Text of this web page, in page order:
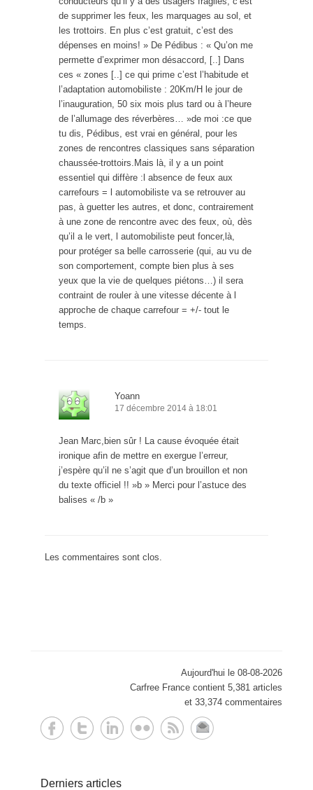
de supprimer les feux, les marquages au sol, et
les trottoirs. En plus c’est gratuit, c’est des
dépenses en moins! » De Pédibus : « Qu’on me
permette d’exprimer mon désaccord, [..] Dans
ces « zones [..] ce qui prime c’est l’habitude et
l’adaptation automobiliste : 20Km/H le jour de
l’inauguration, 50 six mois plus tard ou à l’heure
de l’allumage des réverbères… »de moi :ce que
tu dis, Pédibus, est vrai en général, pour les
zones de rencontres classiques sans séparation
chaussée-trottoirs.Mais là, il y a un point
essentiel qui diffère :l absence de feux aux
carrefours = l automobiliste va se retrouver au
pas, à guetter les autres, et donc, contrairement
à une zone de rencontre avec des feux, où, dès
qu’il a le vert, l automobiliste peut foncer,là,
pour protéger sa belle carrosserie (qui, au vu de
son comportement, compte bien plus à ses
yeux que la vie de quelques piétons…) il sera
contraint de rouler à une vitesse décente à l
approche de chaque carrefour = +/- tout le
temps.
Yoann
17 décembre 2014 à 18:01
Jean Marc,bien sûr ! La cause évoquée était
ironique afin de mettre en exergue l’erreur,
j’espère qu’il ne s’agit que d’un brouillon et non
du texte officiel !! »b » Merci pour l’astuce des
balises « /b »
Les commentaires sont clos.
Aujourd'hui le 08-08-2026
Carfree France contient 5,381 articles
et 33,374 commentaires
Derniers articles